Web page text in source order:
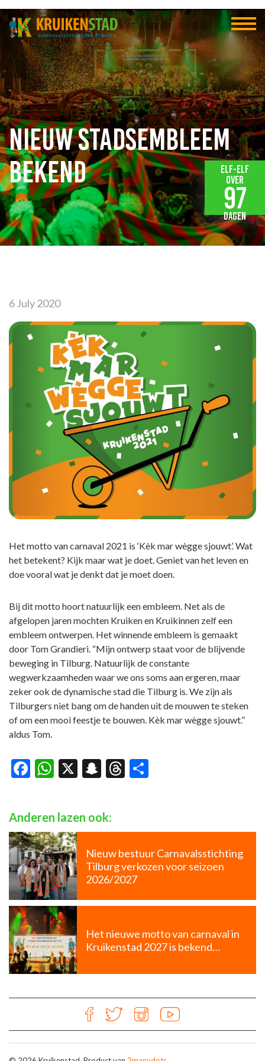
Nieuw stadsembleem
bekend
6 July 2020
Het motto van carnaval 2021 is ‘Kèk mar wègge sjouwt’. Wat
het betekent? Kijk maar wat je doet. Geniet van het leven en
doe vooral wat je denkt dat je moet doen.
Bij dit motto hoort natuurlijk een embleem. Net als de
afgelopen jaren mochten Kruiken en Kruikinnen zelf een
embleem ontwerpen. Het winnende embleem is gemaakt
door Tom Grandieri. “Mijn ontwerp staat voor de blijvende
beweging in Tilburg. Natuurlijk de constante
wegwerkzaamheden waar we ons soms aan ergeren, maar
zeker ook de dynamische stad die Tilburg is. We zijn als
Tilburgers niet bang om de handen uit de mouwen te steken
of om een mooi feestje te bouwen. Kèk mar wègge sjouwt.”
aldus Tom.
Facebook
WhatsApp
X Snapchat
Threads
Anderen lazen ook:
Nieuw bestuur Carnavalsstichting
Tilburg verkozen voor seizoen
2026/2027
Het nieuwe motto van carnaval in
Kruikenstad 2027 is bekend…
Elf-elf
over
97
dagen